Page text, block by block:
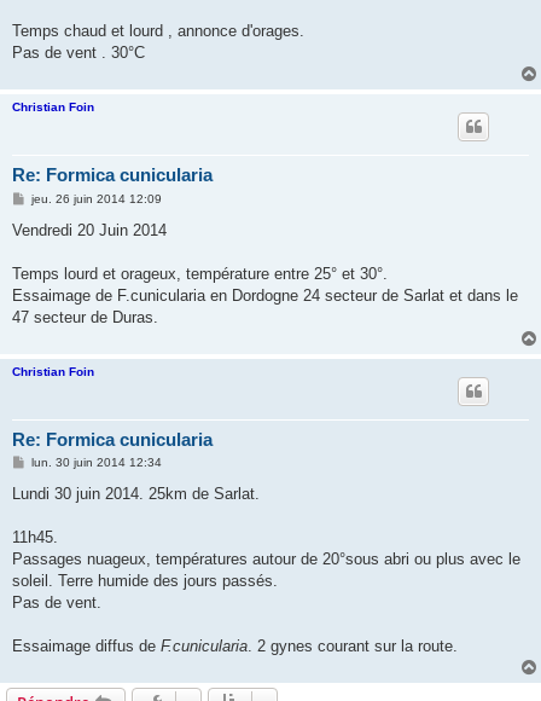
Temps chaud et lourd , annonce d'orages.
Pas de vent . 30°C
Christian Foin
Re: Formica cunicularia
M
s
g
jeu. 26 juin 2014 12:09
Vendredi 20 Juin 2014
Temps lourd et orageux, température entre 25° et 30°.
Essaimage de F.cunicularia en Dordogne 24 secteur de Sarlat et dans le
47 secteur de Duras.
Christian Foin
Re: Formica cunicularia
M
s
g
lun. 30 juin 2014 12:34
Lundi 30 juin 2014. 25km de Sarlat.
11h45.
Passages nuageux, températures autour de 20°sous abri ou plus avec le
soleil. Terre humide des jours passés.
Pas de vent.
Essaimage diffus de F.cunicularia. 2 gynes courant sur la route.